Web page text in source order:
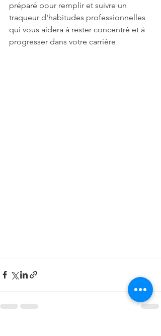
préparé pour remplir et suivre un
traqueur d'habitudes professionnelles
qui vous aidera à rester concentré et à
progresser dans votre carrière